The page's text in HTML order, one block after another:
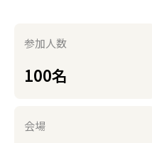
参加人数
100名
会場